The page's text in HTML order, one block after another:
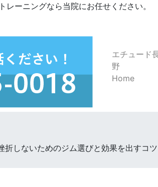
ーニングなら当院にお任せください。
エチュード
野
Home
しないためのジム選びと効果を出すコツ